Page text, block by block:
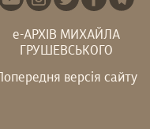
е-АРХІВ МИХАЙЛА
ГРУШЕВСЬКОГО
Попередня версія сайту